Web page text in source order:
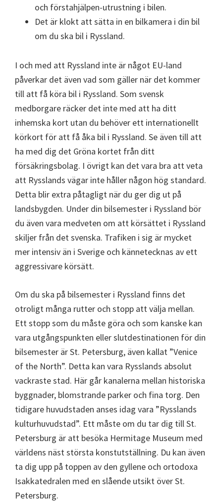
och förstahjälpen-utrustning i bilen.
Det är klokt att sätta in en bilkamera i din bil
om du ska bil i Ryssland.
I och med att Ryssland inte är något EU-land
påverkar det även vad som gäller när det kommer
till att få köra bil i Ryssland. Som svensk
medborgare räcker det inte med att ha ditt
inhemska kort utan du behöver ett internationellt
körkort för att få åka bil i Ryssland. Se även till att
ha med dig det Gröna kortet från ditt
försäkringsbolag. I övrigt kan det vara bra att veta
att Rysslands vägar inte håller någon hög standard.
Detta blir extra påtagligt när du ger dig ut på
landsbygden. Under din bilsemester i Ryssland bör
du även vara medveten om att körsättet i Ryssland
skiljer från det svenska. Trafiken i sig är mycket
mer intensiv än i Sverige och kännetecknas av ett
aggressivare körsätt.
Om du ska på bilsemester i Ryssland finns det
otroligt många rutter och stopp att välja mellan.
Ett stopp som du måste göra och som kanske kan
vara utgångspunkten eller slutdestinationen för din
bilsemester är St. Petersburg, även kallat ”Venice
of the North”. Detta kan vara Rysslands absolut
vackraste stad. Här går kanalerna mellan historiska
byggnader, blomstrande parker och fina torg. Den
tidigare huvudstaden anses idag vara ”Rysslands
kulturhuvudstad”. Ett måste om du tar dig till St.
Petersburg är att besöka Hermitage Museum med
världens näst största konstutställning. Du kan även
ta dig upp på toppen av den gyllene och ortodoxa
Isakkatedralen med en slående utsikt över St.
Petersburg.